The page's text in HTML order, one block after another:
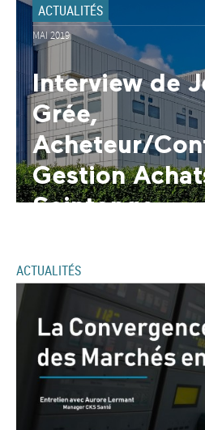
ACTUALITÉS
MAI 2019
Interview de
Grée,
Acheteur/
Gestion
Saintonge
ACTUALITÉS